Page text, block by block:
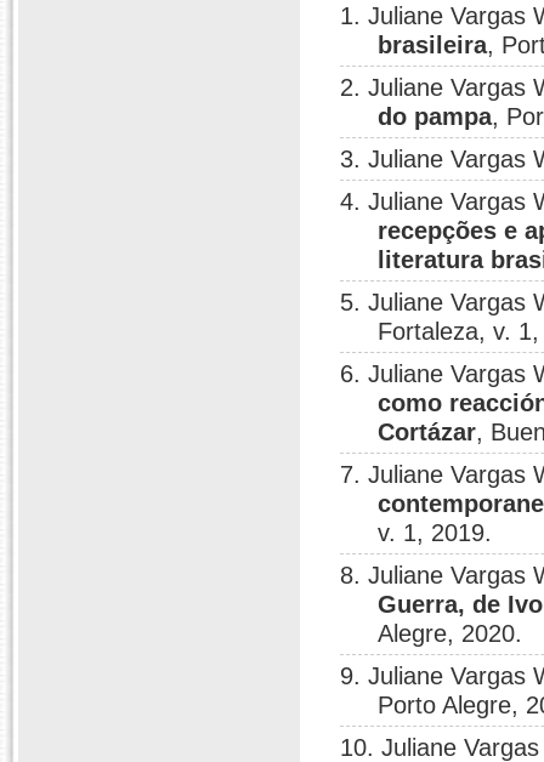
1. Juliane Vargas
brasileira,
2. Juliane Vargas
do pampa,
3. Juliane Vargas
4. Juliane Vargas
recepções e
literatura
5. Juliane Vargas
Fortaleza, v.
6. Juliane Vargas
como
Cortázar,
7. Juliane Vargas
v. 1, 2019.
8. Juliane Vargas
Guerra, de
Alegre, 2020.
9. Juliane Vargas
Porto Alegre,
10. Juliane